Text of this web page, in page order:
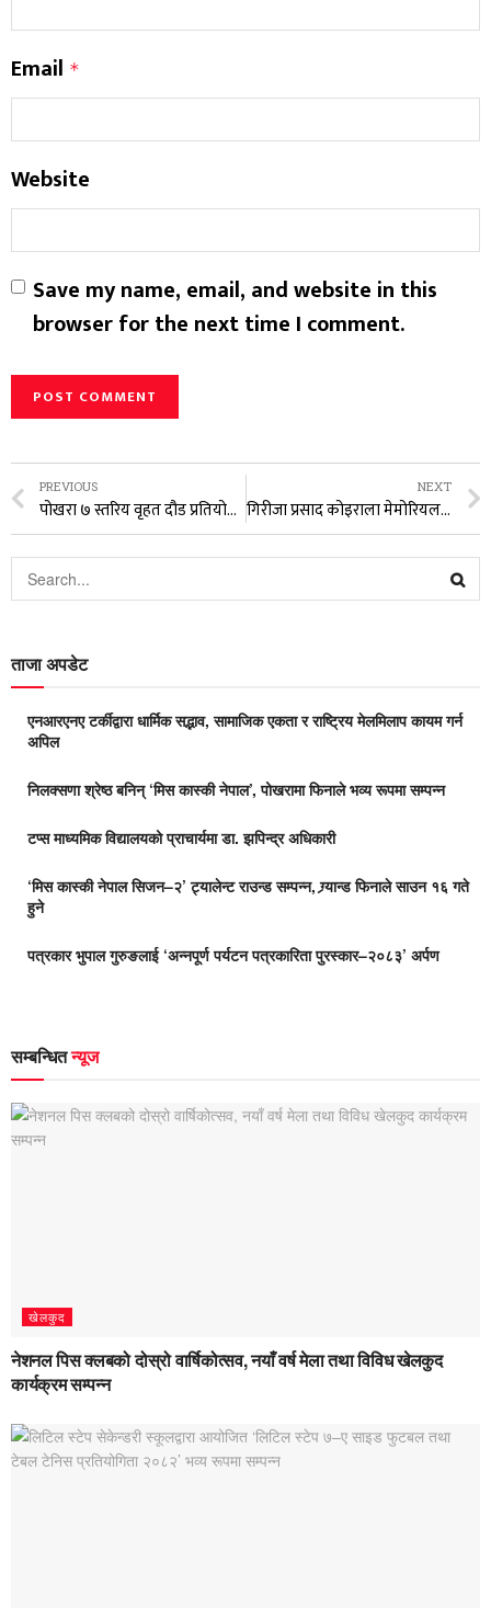
Email *
Website
Save my name, email, and website in this
browser for the next time I comment.
PREVIOUS
पोखरा ७ स्तरिय वृहत दौड प्रतियोगिता सम्पन्न
NEXT
गिरीजा प्रसाद कोइराला मेमोरियल हक्कीको सम्पूर्ण तयारी पूरा
ताजा अपडेट
एनआरएनए टर्कीद्वारा धार्मिक सद्भाव, सामाजिक एकता र राष्ट्रिय मेलमिलाप कायम गर्न
अपिल
निलक्सणा श्रेष्ठ बनिन् ‘मिस कास्की नेपाल’, पोखरामा फिनाले भव्य रूपमा सम्पन्न
टप्स माध्यमिक विद्यालयको प्राचार्यमा डा. झपिन्द्र अधिकारी
‘मिस कास्की नेपाल सिजन–२’ ट्यालेन्ट राउन्ड सम्पन्न, ग्र्यान्ड फिनाले साउन १६ गते
हुने
पत्रकार भुपाल गुरुङलाई ‘अन्नपूर्ण पर्यटन पत्रकारिता पुरस्कार–२०८३’ अर्पण
सम्बन्धितन्यूज
खेलकुद
नेशनल पिस क्लबको दोस्रो वार्षिकोत्सव, नयाँ वर्ष मेला तथा विविध खेलकुद
कार्यक्रम सम्पन्न